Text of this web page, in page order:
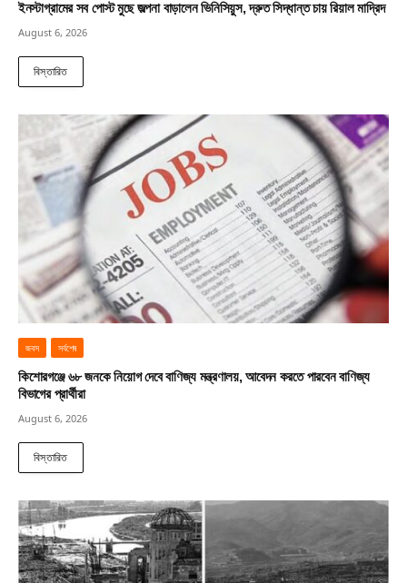
ইনস্টাগ্রামের সব পোস্ট মুছে জল্পনা বাড়ালেন ভিনিসিয়ুস, দ্রুত সিদ্ধান্ত চায় রিয়াল মাদ্রিদ
August 6, 2026
বিস্তারিত
জবস সর্বশেষ
কিশোরগঞ্জে ৬৮ জনকে নিয়োগ দেবে বাণিজ্য মন্ত্রণালয়, আবেদন করতে পারবেন বাণিজ্য
বিভাগের প্রার্থীরা
August 6, 2026
বিস্তারিত